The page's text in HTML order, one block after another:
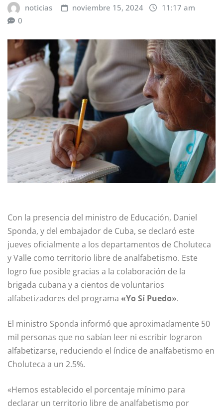
noticias noviembre 15, 2024
11:17 am
0
Con la presencia del ministro de Educación, Daniel
Sponda, y del embajador de Cuba, se declaró este
jueves oficialmente a los departamentos de Choluteca
y Valle como territorio libre de analfabetismo. Este
logro fue posible gracias a la colaboración de la
brigada cubana y a cientos de voluntarios
alfabetizadores del programa «Yo Sí Puedo».
El ministro Sponda informó que aproximadamente 50
mil personas que no sabían leer ni escribir lograron
alfabetizarse, reduciendo el índice de analfabetismo en
Choluteca a un 2.5%.
«Hemos establecido el porcentaje mínimo para
declarar un territorio libre de analfabetismo por